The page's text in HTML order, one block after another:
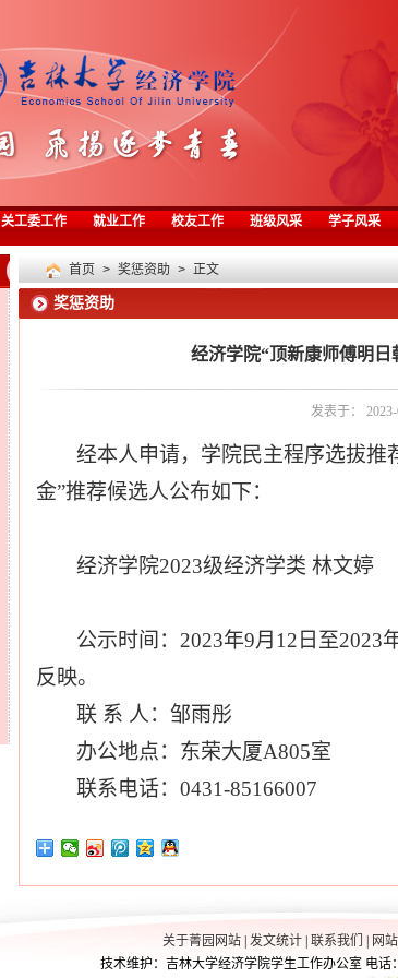
关工委工作 就业工作 校友工作 班级风采 学子风采
首页 > 奖惩资助 > 正文
奖惩资助
经济学院“顶新康师傅明
发表于： 2023-
经本人申请，学院民主程序选拔推
金”推荐候选人公布如下：
经济学院2023级经济学类 林文婷
公示时间： 2023年9月 12 日至2023
反映。
联 系 人：邹雨彤
办公地点：东荣大厦A805室
联系电话： 0431-85166007
关于菁园网站 发文统计 联系我们
网
技术维护：吉林大学经济学院学生工作办公室 电话